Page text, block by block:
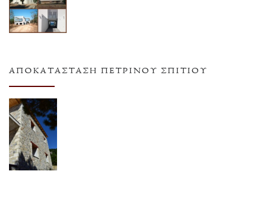
ΑΠΟΚΑΤΆΣΤΑΣΗ ΠΈΤΡΙΝΟΥ ΣΠΙΤΙΟΎ